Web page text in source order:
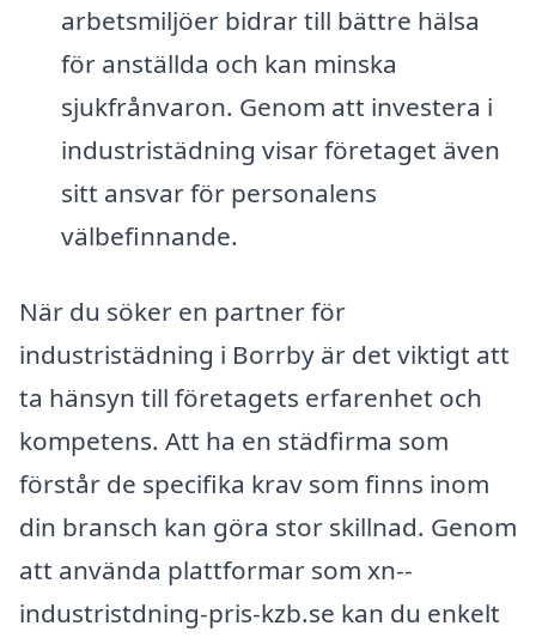
arbetsmiljöer bidrar till bättre hälsa
för anställda och kan minska
sjukfrånvaron. Genom att investera i
industristädning visar företaget även
sitt ansvar för personalens
välbefinnande.
När du söker en partner för
industristädning i Borrby är det viktigt att
ta hänsyn till företagets erfarenhet och
kompetens. Att ha en städfirma som
förstår de specifika krav som finns inom
din bransch kan göra stor skillnad. Genom
att använda plattformar som xn--
industristdning-pris-kzb.se kan du enkelt